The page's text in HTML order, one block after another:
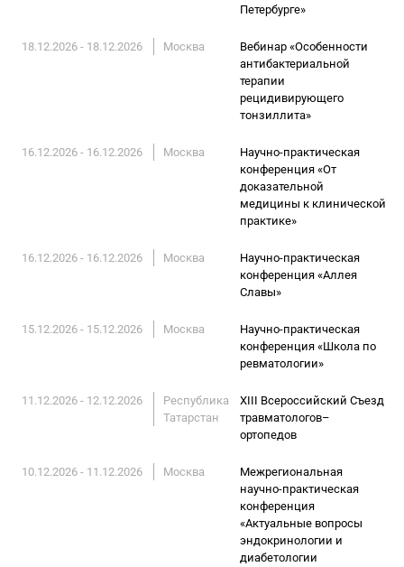
Петербурге»
18.12.2026 - 18.12.2026 Москва
Вебинар «Особенности
антибактериальной
терапии
рецидивирующего
тонзиллита»
16.12.2026 - 16.12.2026 Москва
Научно-практическая
конференция «От
доказательной
медицины к клинической
практике»
16.12.2026 - 16.12.2026 Москва
Научно-практическая
конференция «Аллея
Славы»
15.12.2026 - 15.12.2026 Москва
Научно-практическая
конференция «Школа по
ревматологии»
11.12.2026 - 12.12.2026
Республика
Татарстан
XIII Всероссийский Съезд
травматологов–
ортопедов
10.12.2026 - 11.12.2026 Москва
Межрегиональная
научно-практическая
конференция
«Актуальные вопросы
эндокринологии и
диабетологии